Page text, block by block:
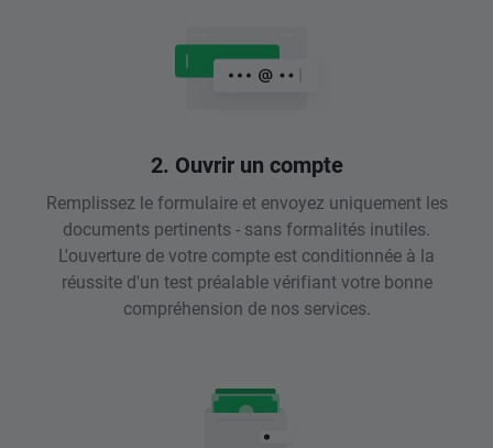
2. Ouvrir un compte
Remplissez le formulaire et envoyez uniquement les
documents pertinents - sans formalités inutiles.
L'ouverture de votre compte est conditionnée à la
réussite d'un test préalable vérifiant votre bonne
compréhension de nos services.